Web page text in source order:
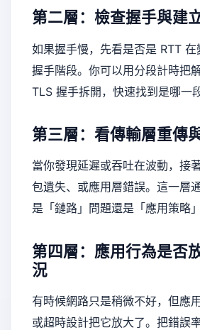
第二層：檢查握手與建
如果握手慢，先看是否是 RTT
握手階段。你可以用分段計時把
TLS 握手拆開，快速找到是哪一
第三層：看傳輸層重傳
當你發現延遲或吞吐在波動，接
包遺失、或應用層錯誤。這一層
是「鏈路」問題還是「應用策略」
第四層：應用行為是否
況
有時候網路只是稍微不好，但應
或超時設計把它放大了。把錯誤